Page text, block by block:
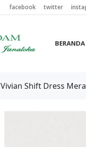
facebook twitter
BERANDA
Vivian Shift Dress